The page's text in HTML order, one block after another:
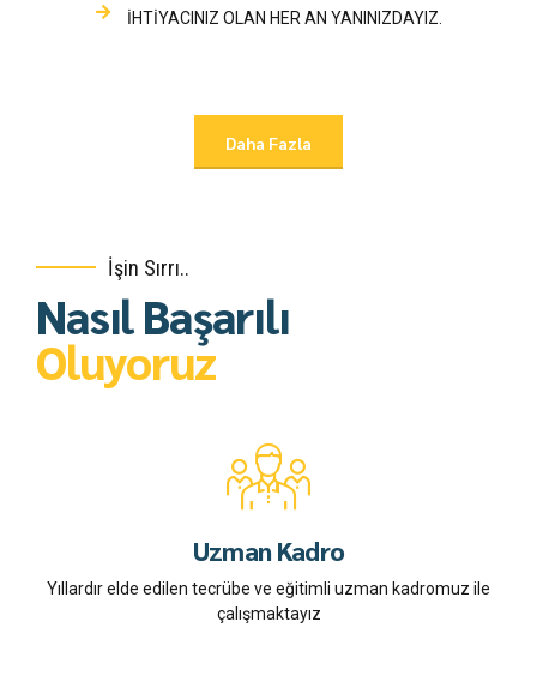
İHTİYACINIZ OLAN HER AN YANINIZDAYIZ.
Daha Fazla
İşin Sırrı..
Nasıl Başarılı
Oluyoruz
Uzman Kadro
Yıllardır elde edilen tecrübe ve eğitimli uzman kadromuz ile
çalışmaktayız